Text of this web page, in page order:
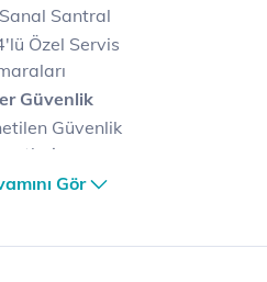
Santral
Özel Servis
Güvenlik
Güvenlik
Güvenlik Merkezi
Gör